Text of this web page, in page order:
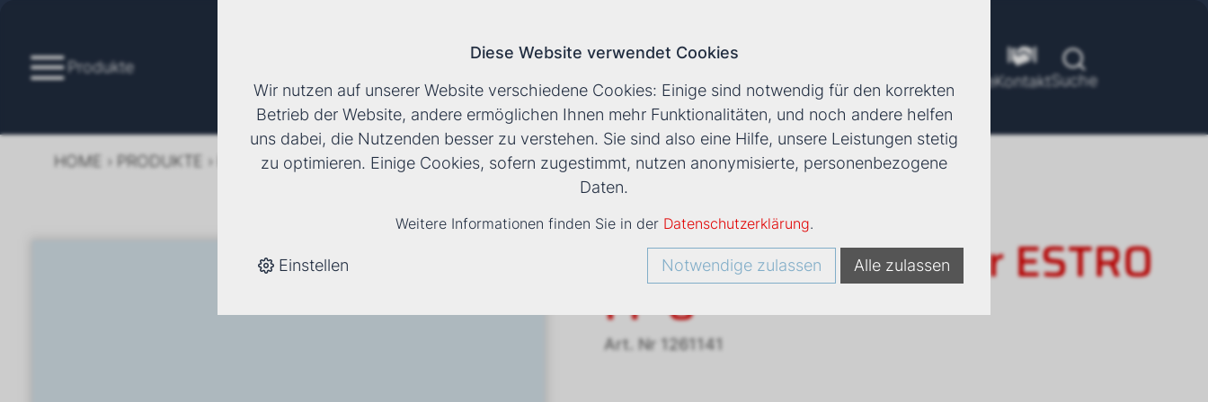
Produkte
ToolsUnternehmen KarriereKontaktSuche
HOME › PRODUKTE › KÄLTE/KLIMA › FANCOILS › VENTILATORKONVEKTOR ESTRO FP 6
Ventilatorkonvektor ESTRO
FP 6
Art. Nr 1261141
Diese Website verwendet Cookies
Wir nutzen auf unserer Website verschiedene Cookies: Einige sind notwendig für den korrekten
Betrieb der Website, andere ermöglichen Ihnen mehr Funktionalitäten, und noch andere helfen
uns dabei, die Nutzenden besser zu verstehen. Sie sind also eine Hilfe, unsere Leistungen stetig
zu optimieren. Einige Cookies, sofern zugestimmt, nutzen anonymisierte, personenbezogene
Daten.
Weitere Informationen finden Sie in der Datenschutzerklärung.
Einstellen Notwendige zulassen Alle zulassen